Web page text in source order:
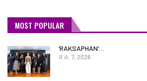
MOST POPULAR
‘RAKSAPHAN’…
ส.ค. 7, 2026